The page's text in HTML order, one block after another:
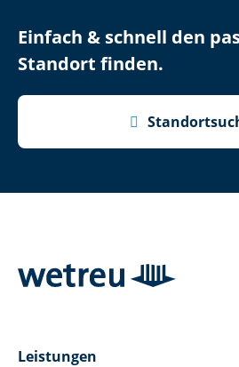
Einfach & schnell den
Standort finden.

Leistungen